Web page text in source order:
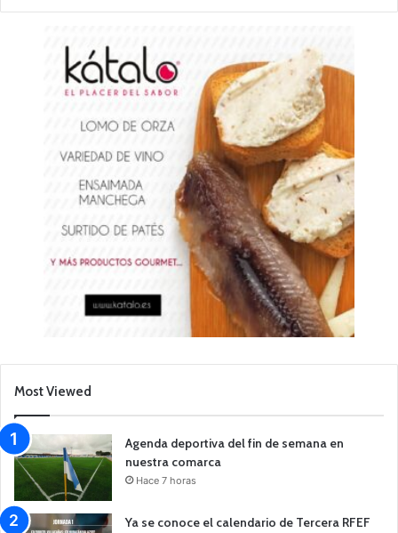
Most Viewed
Agenda deportiva del fin de semana en
nuestra comarca
Hace 7 horas
Ya se conoce el calendario de Tercera RFEF